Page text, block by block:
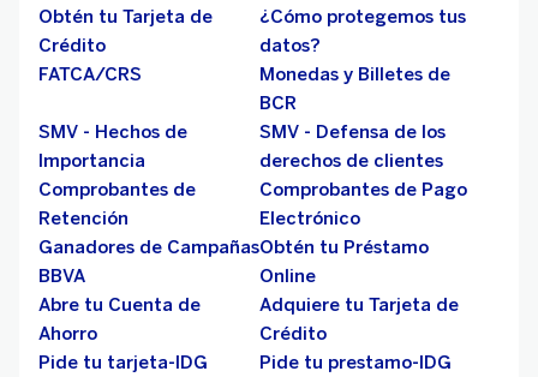
Obtén tu Tarjeta de
Crédito
¿Cómo protegemos tus
datos?
FATCA/CRS
Monedas y Billetes de
BCR
SMV - Hechos de
Importancia
SMV - Defensa de los
derechos de clientes
Comprobantes de
Retención
Comprobantes de Pago
Electrónico
Ganadores de Campañas
BBVA
Obtén tu Préstamo
Online
Abre tu Cuenta de
Ahorro
Adquiere tu Tarjeta de
Crédito
Pide tu tarjeta-IDG
Pide tu prestamo-IDG